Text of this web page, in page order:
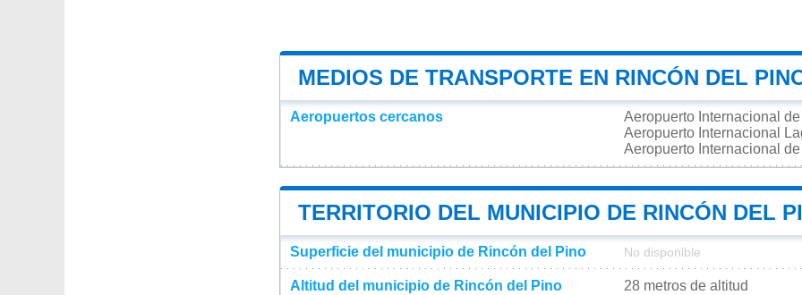
MEDIOS DE TRANSPORTE EN RINCÓN DEL
Aeropuertos cercanos
Aeropuerto Internacional
Aeropuerto Internacional
Aeropuerto Internacional
TERRITORIO DEL MUNICIPIO DE RINCÓN DEL
Superficie del municipio de Rincón del Pino No disponible
Altitud del municipio de Rincón del Pino 28 metros de altitud